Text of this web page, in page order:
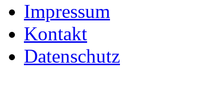
Impressum
Kontakt
Datenschutz